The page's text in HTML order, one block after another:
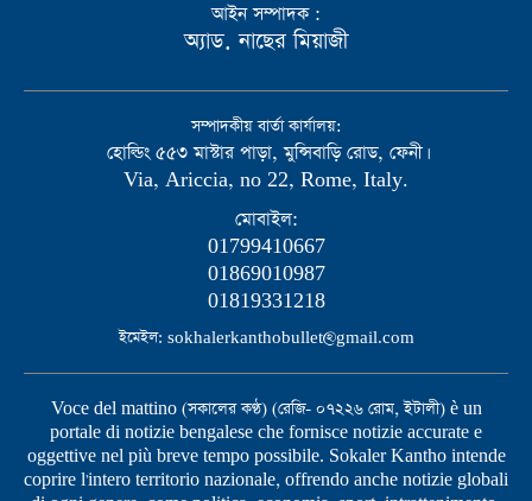
আইন সম্পাদক :
অ্যাড. নাছের মিয়াজী
সম্পাদকীয় বার্তা কার্যালয়:
হোল্ডিং ৫৫৩ মাস্টার পাড়া, মুন্সিবাড়ি রোড, ফেনী।
Via, Ariccia, no 22, Rome, Italy.
মোবাইল:
01799410667
01869010987
01819331218
ইমেইল: sokhalerkanthobullet@gmail.com
Voce del mattino (সকালের কণ্ঠ) (রেজি- ০৭২২৬ রোম, ইটালী) è un
portale di notizie bengalese che fornisce notizie accurate e
oggettive nel più breve tempo possibile. Sokaler Kantho intende
coprire l'intero territorio nazionale, offrendo anche notizie globali